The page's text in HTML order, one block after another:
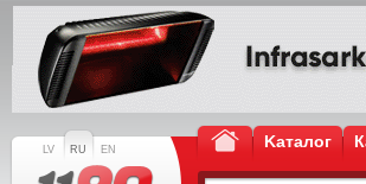
LV RU EN Kаталог